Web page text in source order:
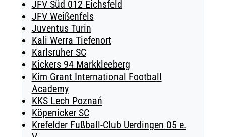
JFV Süd 012 Eichsfeld
JFV Weißenfels
Juventus Turin
Kali Werra Tiefenort
Karlsruher SC
Kickers 94 Markkleeberg
Kim Grant International Football
Academy
KKS Lech Poznań
Köpenicker SC
Krefelder Fußball-Club Uerdingen 05 e.